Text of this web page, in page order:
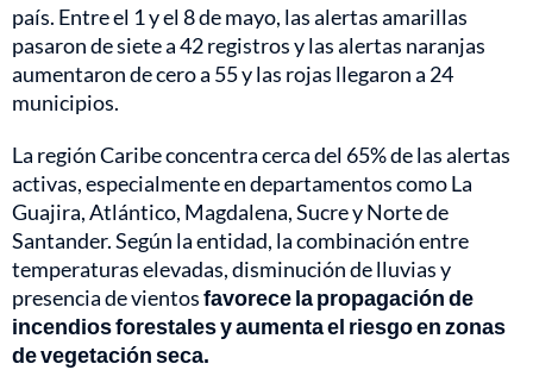
país. Entre el 1 y el 8 de mayo, las alertas amarillas
pasaron de siete a 42 registros y las alertas naranjas
aumentaron de cero a 55 y las rojas llegaron a 24
municipios.
La región Caribe concentra cerca del 65% de las alertas
activas, especialmente en departamentos como La
Guajira, Atlántico, Magdalena, Sucre y Norte de
Santander. Según la entidad, la combinación entre
temperaturas elevadas, disminución de lluvias y
presencia de vientosfavorece la propagación de
incendios forestales y aumenta el riesgo en zonas
de vegetación seca.